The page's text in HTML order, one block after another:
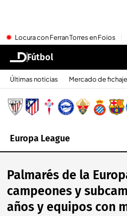
Locura con Ferran Torres en Foios
Fútbol
Últimas noticias Mercado de
Europa League
Palmarés de la
campeones y
años y equipos con